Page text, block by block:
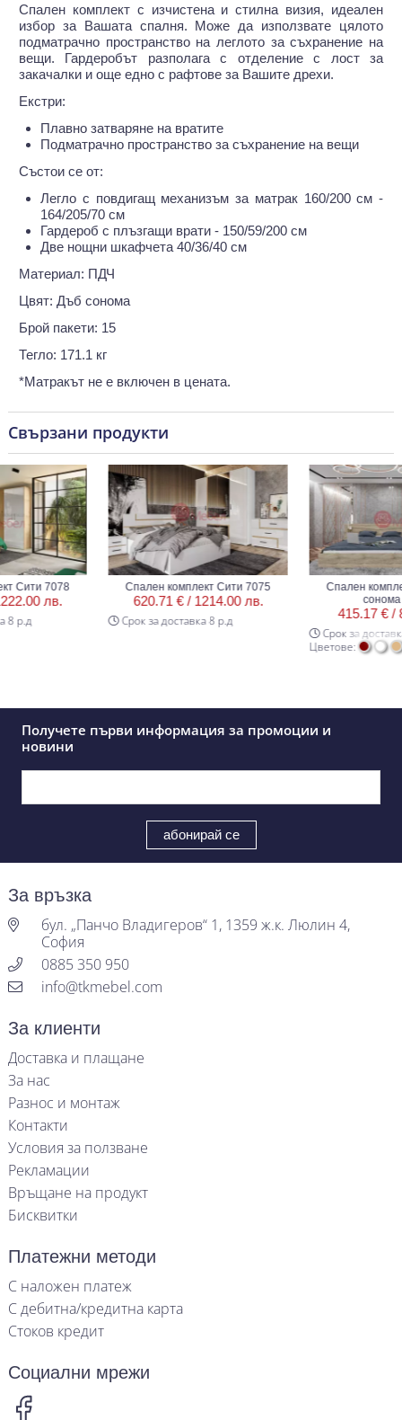
Спален комплект с изчистена и стилна визия, идеален
избор за Вашата спалня. Може да използвате цялото
подматрачно пространство на леглото за съхранение на
вещи. Гардеробът разполага с отделение с лост за
закачалки и още едно с рафтове за Вашите дрехи.
Екстри:
Плавно затваряне на вратите
Подматрачно пространство за съхранение на вещи
Състои се от:
Легло с повдигащ механизъм за матрак 160/200 см -
164/205/70 см
Гардероб с плъзгащи врати - 150/59/200 см
Две нощни шкафчета 40/36/40 см
Материал: ПДЧ
Цвят: Дъб сонома
Брой пакети: 15
Тегло: 171.1 кг
*Матракът не е включен в цената.
Свързани продукти
7078
лв.
Спален комплект Сити 7075
620.71 € /1214.00 лв.
Срок за доставка 8 р.д
Спален комплект
сонома
415.17 € /
Срок за доставка 8
Цветове:
+2
Получете първи информация за промоции и
новини
За връзка
бул. „Панчо Владигеров“ 1, 1359 ж.к. Люлин 4,
София
0885 350 950
info@tkmebel.com
За клиенти
Доставка и плащане
За нас
Разнос и монтаж
Контакти
Условия за ползване
Рекламации
Връщане на продукт
Бисквитки
Платежни методи
С наложен платеж
С дебитна/кредитна карта
Стоков кредит
Социални мрежи